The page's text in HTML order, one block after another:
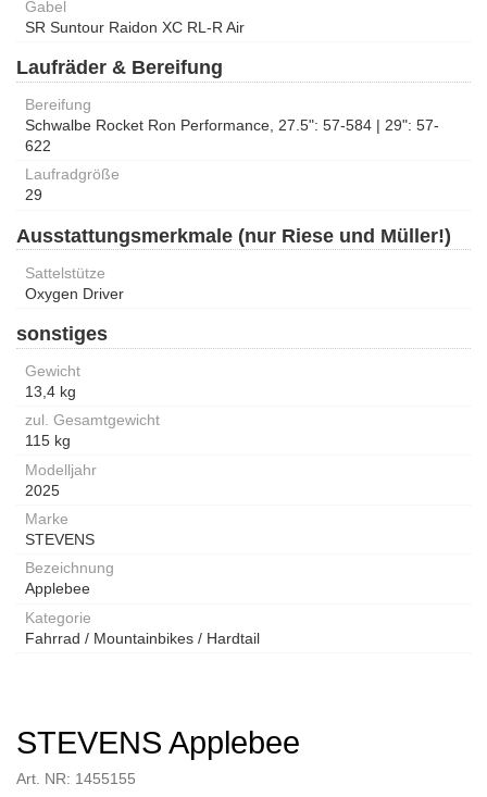
Gabel
SR Suntour Raidon XC RL-R Air
Laufräder & Bereifung
Bereifung
Schwalbe Rocket Ron Performance, 27.5": 57-584 | 29": 57-
622
Laufradgröße
29
Ausstattungsmerkmale (nur Riese und Müller!)
Sattelstütze
Oxygen Driver
sonstiges
Gewicht
13,4 kg
zul. Gesamtgewicht
115 kg
Modelljahr
2025
Marke
STEVENS
Bezeichnung
Applebee
Kategorie
Fahrrad / Mountainbikes / Hardtail
STEVENS Applebee
Art. NR: 1455155